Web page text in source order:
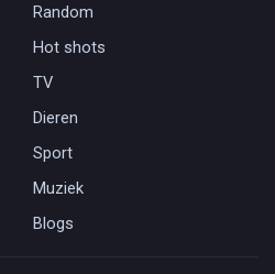
Random
Hot shots
TV
Dieren
Sport
Muziek
Blogs